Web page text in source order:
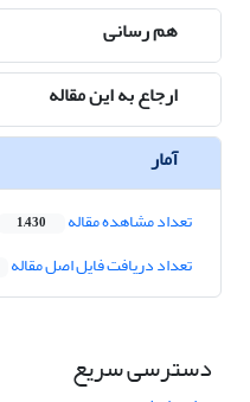
هم رسانی
ارجاع به این مقاله
آمار
تعداد مشاهده مقاله 1,430
تعداد دریافت فایل اصل مقاله
دسترسی سریع